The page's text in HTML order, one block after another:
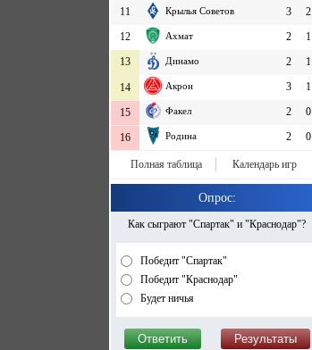
11
Крылья Советов 3
2
12
Ахмат 2
1
13
Динамо 2 1
14 Акрон 3 1
15 Факел 2 0
16 Родина 2 0
Полная таблица Календарь игр
Опрос:
Как сыграют "Спартак" и "Краснодар"?
Победит "Спартак"
Победит "Краснодар"
Будет ничья